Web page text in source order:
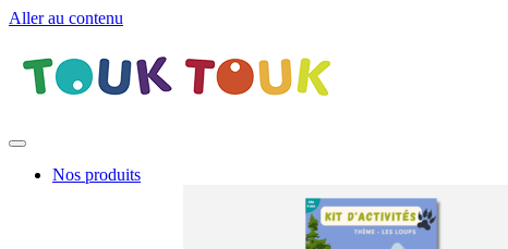
Aller au contenu
Nos produits